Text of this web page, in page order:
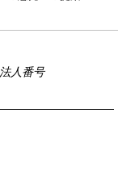
法人番号